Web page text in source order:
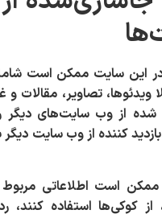
در این سایت ممکن است
ویدئوها، تصاویر، مقالات و
از وب سایت‌های دیگر
کننده از وب سایت دیگر
است اطلاعاتی مربوط
کوکی‌ها استفاده کنند،